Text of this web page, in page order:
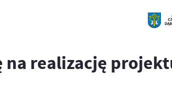
realizację